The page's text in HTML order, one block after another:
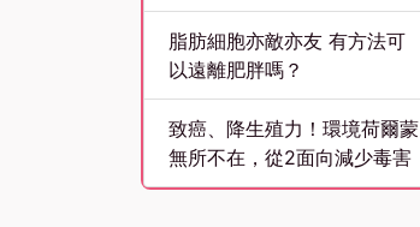
脂肪細胞亦敵亦友 有方法可
以遠離肥胖嗎？
致癌、降生殖力！環境荷爾蒙
無所不在，從2面向減少毒害